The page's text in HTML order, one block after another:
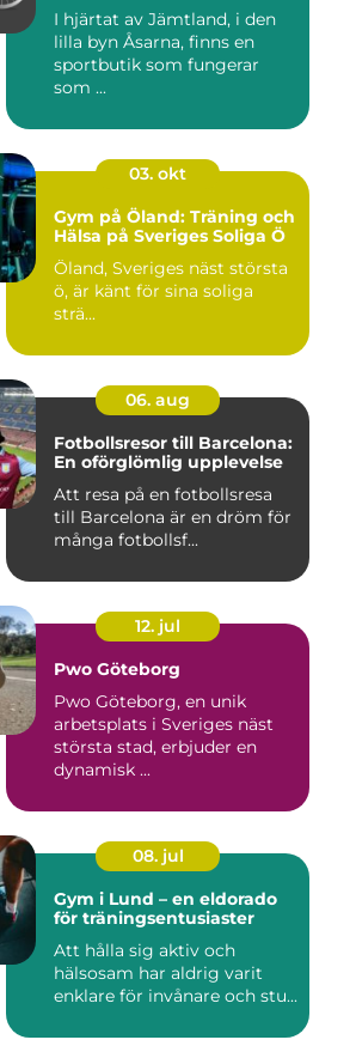
I hjärtat av Jämtland, i den
lilla byn Åsarna, finns en
sportbutik som fungerar
som ...
03. okt
Gym på Öland: Träning och
Hälsa på Sveriges Soliga Ö
Öland, Sveriges näst största
ö, är känt för sina soliga
strä...
06. aug
Fotbollsresor till Barcelona:
En oförglömlig upplevelse
Att resa på en fotbollsresa
till Barcelona är en dröm för
många fotbollsf...
12. jul
Pwo Göteborg
Pwo Göteborg, en unik
arbetsplats i Sveriges näst
största stad, erbjuder en
dynamisk ...
08. jul
Gym i Lund – en eldorado
för träningsentusiaster
Att hålla sig aktiv och
hälsosam har aldrig varit
enklare för invånare och stu...